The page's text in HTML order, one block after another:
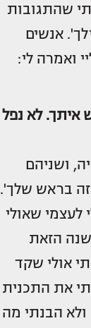
שהתגובות
אנשים
ואמרה לי:
לא נפל
ושניהם
בראש שלך'.
לעצמי שאולי
שנה הזאת
אולי שקד
את התכנית
ולא הבנתי מה